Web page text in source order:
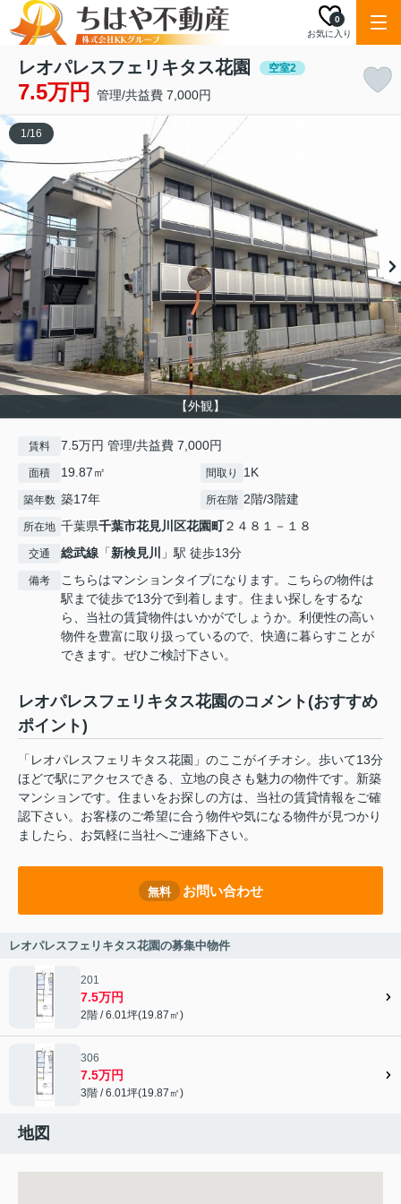
お気に入り
0
レオパレスフェリキタス花園 空室2
7.5万円 管理/共益費 7,000円
【外観】
1/16
賃料 7.5万円 管理/共益費 7,000円
面積 19.87㎡ 間取り 1K
築年数 築17年 所在階 2階/3階建
所在地 千葉県千葉市花見川区花園町２４８１－１８
交通 総武線 「新検見川 」駅 徒歩13分
備考
こちらはマンションタイプになります。こちらの物件は
駅まで徒歩で13分で到着します。住まい探しをするな
ら、当社の賃貸物件はいかがでしょうか。利便性の高い
物件を豊富に取り扱っているので、快適に暮らすことが
できます。ぜひご検討下さい。
レオパレスフェリキタス花園のコメント(おすすめ
ポイント)
「レオパレスフェリキタス花園」のここがイチオシ。歩いて13分
ほどで駅にアクセスできる、立地の良さも魅力の物件です。新築
マンションです。住まいをお探しの方は、当社の賃貸情報をご確
認下さい。お客様のご希望に合う物件や気になる物件が見つかり
ましたら、お気軽に当社へご連絡下さい。
無料 お問い合わせ
レオパレスフェリキタス花園の募集中物件
201
7.5万円
2階 / 6.01坪(19.87㎡)
306
7.5万円
3階 / 6.01坪(19.87㎡)
地図